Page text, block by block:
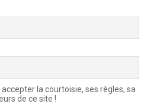
la courtoisie, ses règles, sa
de ce site !